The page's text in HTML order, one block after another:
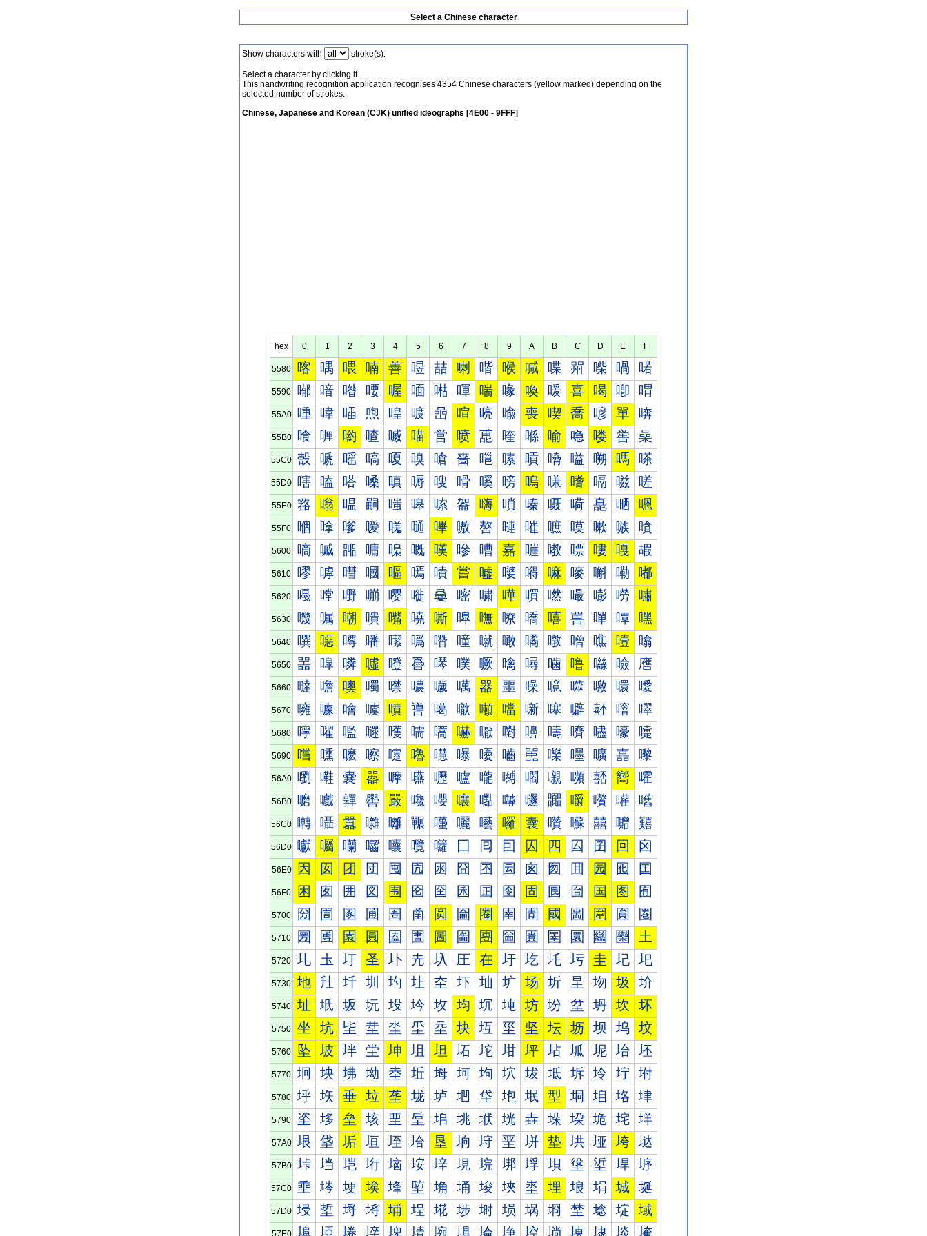
Select a Chinese character
Show characters with stroke(s).
Select a character by clicking it.
This handwriting recognition application recognises 4354 Chinese characters (yellow marked) depending on the
selected number of strokes.
Chinese, Japanese and Korean (CJK) unified ideographs [4E00 - 9FFF]
hex 0 1 2 3 4 5 6 7 8 9 A B C D E F
5580 喀 喁 喂 喃 善 喅 喆 喇 喈 喉 喊 喋 喌 喍 喎 喏
5590 喐 喑 喒 喓 喔 喕 喖 喗 喘 喙 喚 喛 喜 喝 喞 喟
55A0 喠 喡 喢 喣 喤 喥 喦 喧 喨 喩 喪 喫 喬 喭 單 喯
55B0 喰 喱 喲 喳 喴 喵 営 喷 喸 喹 喺 喻 喼 喽 喾 喿
55C0 嗀 嗁 嗂 嗃 嗄 嗅 嗆 嗇 嗈 嗉 嗊 嗋 嗌 嗍 嗎 嗏
55D0 嗐 嗑 嗒 嗓 嗔 嗕 嗖 嗗 嗘 嗙 嗚 嗛 嗜 嗝 嗞 嗟
55E0 嗠 嗡 嗢 嗣 嗤 嗥 嗦 嗧 嗨 嗩 嗪 嗫 嗬 嗭 嗮 嗯
55F0 嗰 嗱 嗲 嗳 嗴 嗵 嗶 嗷 嗸 嗹 嗺 嗻 嗼 嗽 嗾 嗿
5600 嘀 嘁 嘂 嘃 嘄 嘅 嘆 嘇 嘈 嘉 嘊 嘋 嘌 嘍 嘎 嘏
5610 嘐 嘑 嘒 嘓 嘔 嘕 嘖 嘗 嘘 嘙 嘚 嘛 嘜 嘝 嘞 嘟
5620 嘠 嘡 嘢 嘣 嘤 嘥 嘦 嘧 嘨 嘩 嘪 嘫 嘬 嘭 嘮 嘯
5630 嘰 嘱 嘲 嘳 嘴 嘵 嘶 嘷 嘸 嘹 嘺 嘻 嘼 嘽 嘾 嘿
5640 噀 噁 噂 噃 噄 噅 噆 噇 噈 噉 噊 噋 噌 噍 噎 噏
5650 噐 噑 噒 噓 噔 噕 噖 噗 噘 噙 噚 噛 噜 噝 噞 噟
5660 噠 噡 噢 噣 噤 噥 噦 噧 器 噩 噪 噫 噬 噭 噮 噯
5670 噰 噱 噲 噳 噴 噵 噶 噷 噸 噹 噺 噻 噼 噽 噾 噿
5680 嚀 嚁 嚂 嚃 嚄 嚅 嚆 嚇 嚈 嚉 嚊 嚋 嚌 嚍 嚎 嚏
5690 嚐 嚑 嚒 嚓 嚔 嚕 嚖 嚗 嚘 嚙 嚚 嚛 嚜 嚝 嚞 嚟
56A0 嚠 嚡 嚢 嚣 嚤 嚥 嚦 嚧 嚨 嚩 嚪 嚫 嚬 嚭 嚮 嚯
56B0 嚰 嚱 嚲 嚳 嚴 嚵 嚶 嚷 嚸 嚹 嚺 嚻 嚼 嚽 嚾 嚿
56C0 囀 囁 囂 囃 囄 囅 囆 囇 囈 囉 囊 囋 囌 囍 囎 囏
56D0 囐 囑 囒 囓 囔 囕 囖 囗 囘 囙 囚 四 囜 囝 回 囟
56E0 因 囡 团 団 囤 囥 囦 囧 囨 囩 囪 囫 囬 园 囮 囯
56F0 困 囱 囲 図 围 囵 囶 囷 囸 囹 固 囻 囼 国 图 囿
5700 圀 圁 圂 圃 圄 圅 圆 圇 圈 圉 圊 國 圌 圍 圎 圏
5710 圐 圑 園 圓 圔 圕 圖 圗 團 圙 圚 圛 圜 圝 圞 土
5720 圠 圡 圢 圣 圤 圥 圦 圧 在 圩 圪 圫 圬 圭 圮 圯
5730 地 圱 圲 圳 圴 圵 圶 圷 圸 圹 场 圻 圼 圽 圾 圿
5740 址 坁 坂 坃 坄 坅 坆 均 坈 坉 坊 坋 坌 坍 坎 坏
5750 坐 坑 坒 坓 坔 坕 坖 块 坘 坙 坚 坛 坜 坝 坞 坟
5760 坠 坡 坢 坣 坤 坥 坦 坧 坨 坩 坪 坫 坬 坭 坮 坯
5770 坰 坱 坲 坳 坴 坵 坶 坷 坸 坹 坺 坻 坼 坽 坾 坿
5780 垀 垁 垂 垃 垄 垅 垆 垇 垈 垉 垊 型 垌 垍 垎 垏
5790 垐 垑 垒 垓 垔 垕 垖 垗 垘 垙 垚 垛 垜 垝 垞 垟
57A0 垠 垡 垢 垣 垤 垥 垦 垧 垨 垩 垪 垫 垬 垭 垮 垯
57B0 垰 垱 垲 垳 垴 垵 垶 垷 垸 垹 垺 垻 垼 垽 垾 垿
57C0 埀 埁 埂 埃 埄 埅 埆 埇 埈 埉 埊 埋 埌 埍 城 埏
57D0 埐 埑 埒 埓 埔 埕 埖 埗 埘 埙 埚 埛 埜 埝 埞 域
57E0 埠 埡 埢 埣 埤 埥 埦 埧 埨 埩 埪 埫 埬 埭 埮 埯